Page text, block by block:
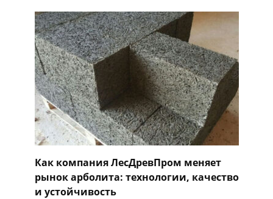
Как компания ЛесДревПром меняет
рынок арболита: технологии, качество
и устойчивость